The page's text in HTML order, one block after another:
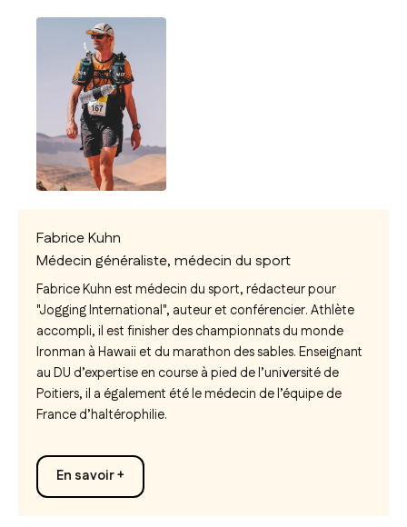
Fabrice Kuhn
Médecin généraliste, médecin du sport
Fabrice Kuhn est médecin du sport, rédacteur pour
"Jogging International", auteur et conférencier. Athlète
accompli, il est finisher des championnats du monde
Ironman à Hawaii et du marathon des sables. Enseignant
au DU d’expertise en course à pied de l’université de
Poitiers, il a également été le médecin de l’équipe de
France d’haltérophilie.
En savoir +